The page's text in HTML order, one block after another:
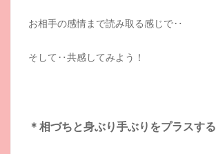
お相手の感情まで読み取る感じで‥
そして‥共感してみよう！
＊相づちと身ぶり手ぶりをプラスする